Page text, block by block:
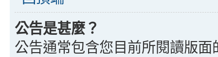
公告是甚麼？
公告通常包含您目前所閱讀版